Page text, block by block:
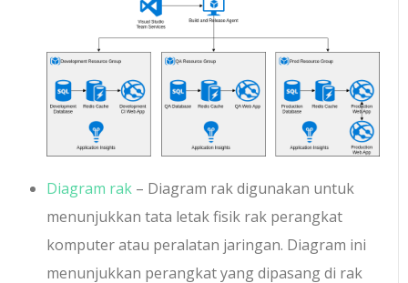
Diagram rak – Diagram rak digunakan untuk
menunjukkan tata letak fisik rak perangkat
komputer atau peralatan jaringan. Diagram ini
menunjukkan perangkat yang dipasang di rak